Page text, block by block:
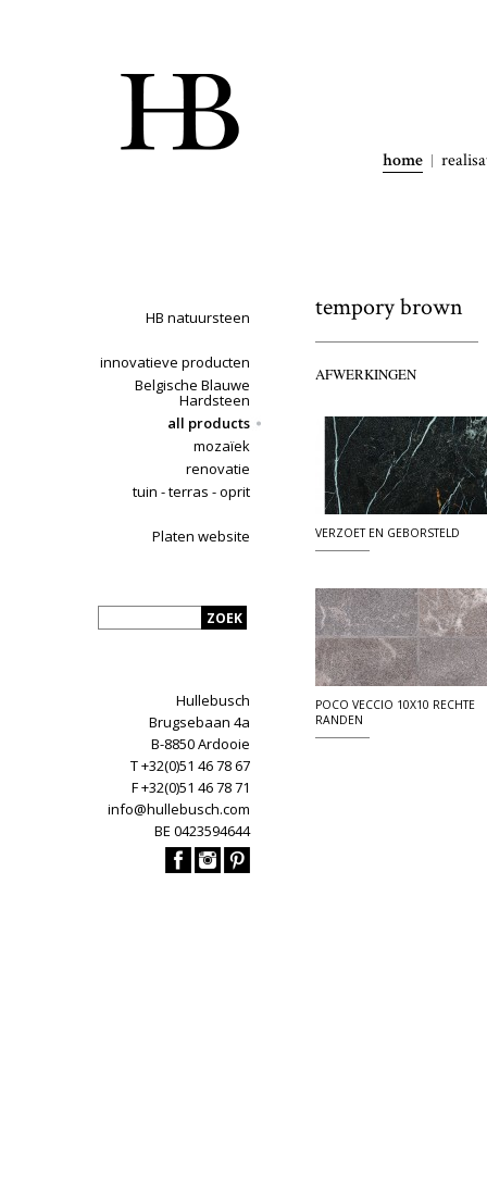
home
HB natuursteen
innovatieve producten
Belgische Blauwe
Hardsteen
all products
mozaïek
renovatie
tuin - terras - oprit
Platen website
Hullebusch
Brugsebaan 4a
B-8850 Ardooie
T +32(0)51 46 78 67
F +32(0)51 46 78 71
info@hullebusch.com
BE 0423594644
tempory brown
AFWERKINGEN
VERZOET EN GEBORSTELD
POCO VECCIO 10X10 RECHTE
RANDEN